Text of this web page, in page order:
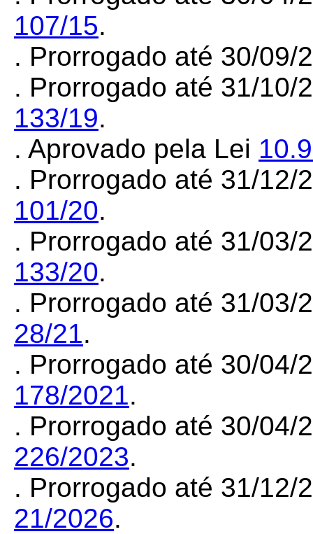
107/15.
. Prorrogado até 30/
. Prorrogado até 31/10/
133/19.
. Aprovado pela Lei
. Prorrogado até 31/12/
101/20.
. Prorrogado até 31/03/
133/20.
. Prorrogado até 31/03/
28/21.
. Prorrogado até 30/04/
178/2021.
. Prorrogado até 30/04/
226/2023.
. Prorrogado até 31/12/
21/2026.